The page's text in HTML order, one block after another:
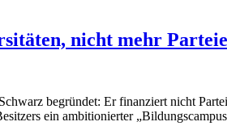
nicht mehr
begründet: Er finanziert nicht
ein ambitionierter